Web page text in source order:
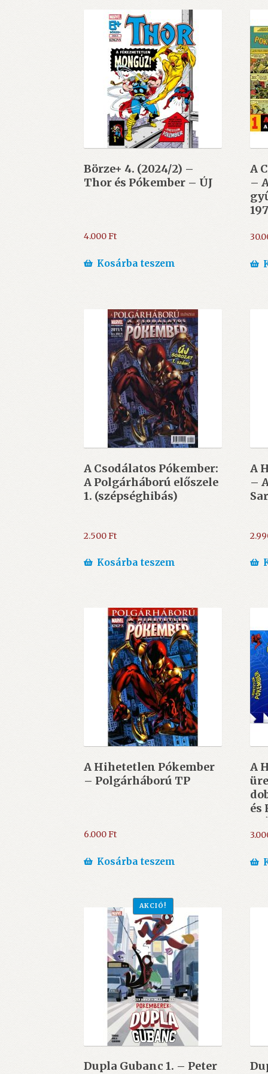
Börze+ 4. (2024/2) –
Thor és Pókember – ÚJ
4.000Ft
Kosárba teszem
A
–
A Csodálatos Pókember:
A Polgárháború előszele
1. (szépséghibás)
2.500Ft
Kosárba teszem
A
–
A Hihetetlen Pókember
– Polgárháború TP
6.000Ft
Kosárba teszem
A
és
Dupla Gubanc 1. – Peter
AKCIÓ!